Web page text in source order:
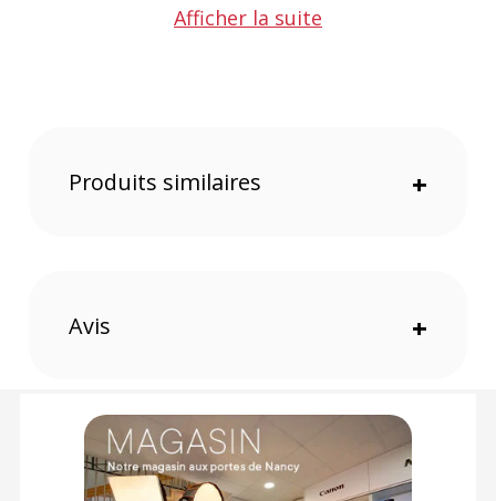
Latitude de pose : Large, avec bonne tolérance à la
surexposition et sous-exposition
Code EAN Foma Fomapan Action Rollfilm film N&B 120 - 400
panier.
Afficher la suite
Produits similaires +
Avis +